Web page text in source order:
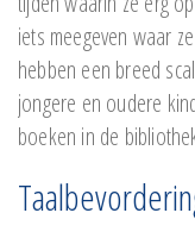
iets meegeven waar
hebben een breed
jongere en oudere
boeken in de